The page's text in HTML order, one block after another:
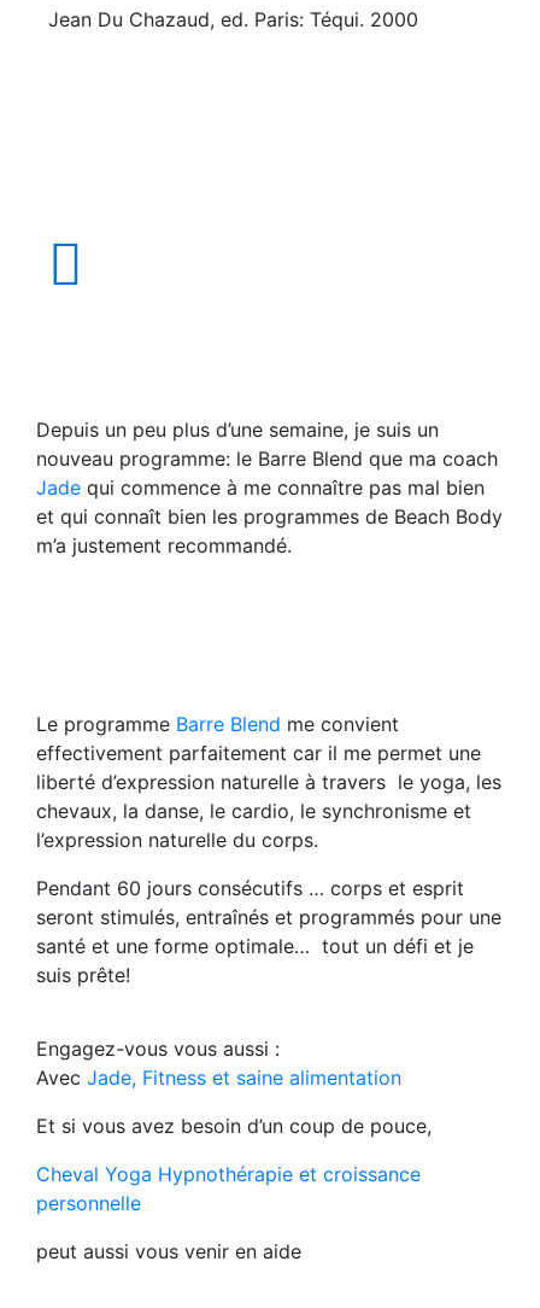
Jean Du Chazaud, ed. Paris: Téqui. 2000
Depuis un peu plus d’une semaine, je suis un
nouveau programme: le Barre Blend que ma coach
Jade qui commence à me connaître pas mal bien
et qui connaît bien les programmes de Beach Body
m’a justement recommandé.
Le programme Barre Blend me convient
effectivement parfaitement car il me permet une
liberté d’expression naturelle à travers le yoga, les
chevaux, la danse, le cardio, le synchronisme et
l’expression naturelle du corps.
Pendant 60 jours consécutifs … corps et esprit
seront stimulés, entraînés et programmés pour une
santé et une forme optimale… tout un défi et je
suis prête!
Engagez-vous vous aussi :
Avec Jade, Fitness et saine alimentation
Et si vous avez besoin d’un coup de pouce,
Cheval Yoga Hypnothérapie et croissance
personnelle
peut aussi vous venir en aide